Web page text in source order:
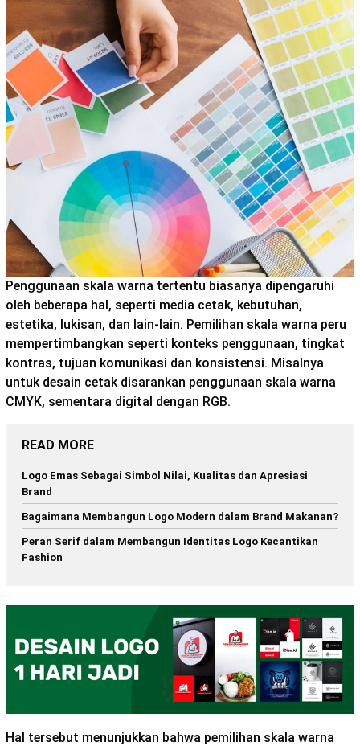
Penggunaan skala warna tertentu biasanya dipengaruhi
oleh beberapa hal, seperti media cetak, kebutuhan,
estetika, lukisan, dan lain-lain. Pemilihan skala warna peru
mempertimbangkan seperti konteks penggunaan, tingkat
kontras, tujuan komunikasi dan konsistensi. Misalnya
untuk desain cetak disarankan penggunaan skala warna
CMYK, sementara digital dengan RGB.
READ MORE
Logo Emas Sebagai Simbol Nilai, Kualitas dan Apresiasi
Brand
Bagaimana Membangun Logo Modern dalam Brand Makanan?
Peran Serif dalam Membangun Identitas Logo Kecantikan
Fashion
Hal tersebut menunjukkan bahwa pemilihan skala warna